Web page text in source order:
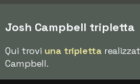
Josh Campbell tripletta
Qui trovi una tripletta
Campbell.